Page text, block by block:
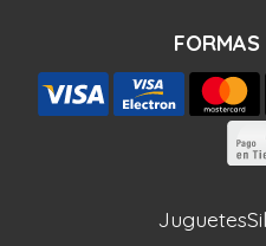
Juguetes